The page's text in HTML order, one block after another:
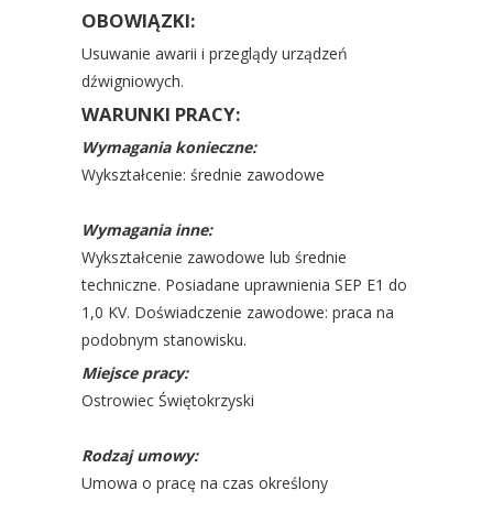
OBOWIĄZKI:
Usuwanie awarii i przeglądy urządzeń
dźwigniowych.
WARUNKI PRACY:
Wymagania konieczne:
Wykształcenie: średnie zawodowe
Wymagania inne:
Wykształcenie zawodowe lub średnie
techniczne. Posiadane uprawnienia SEP E1 do
1,0 KV. Doświadczenie zawodowe: praca na
podobnym stanowisku.
Miejsce pracy:
Ostrowiec Świętokrzyski
Rodzaj umowy:
Umowa o pracę na czas określony